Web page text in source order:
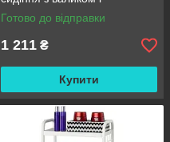
підлокітниками
Готово до відправки
1 211 ₴
Купити